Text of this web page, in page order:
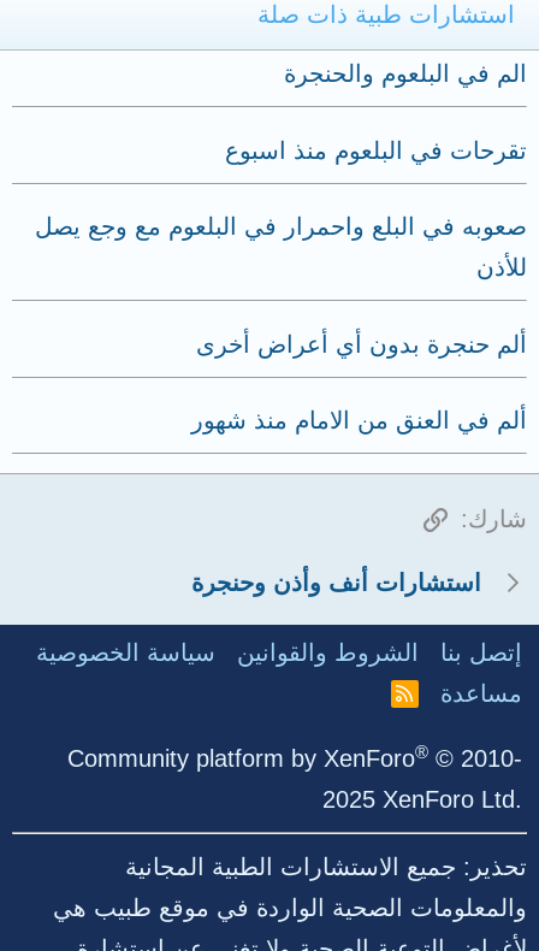
استشارات طبية ذات صلة
الم في البلعوم والحنجرة
تقرحات في البلعوم منذ اسبوع
صعوبه في البلع واحمرار في البلعوم مع وجع يصل
للأذن
ألم حنجرة بدون أي أعراض أخرى
ألم في العنق من الامام منذ شهور
شارك: الرابط
استشارات أنف وأذن وحنجرة
إتصل بنا الشروط والقوانين
سياسة الخصوصية
مساعدة
R
Community platform by XenForo® © 2010-
2025 XenForo Ltd.
تحذير: جميع الاستشارات الطبية المجانية
والمعلومات الصحية الواردة في موقع طبيب هي